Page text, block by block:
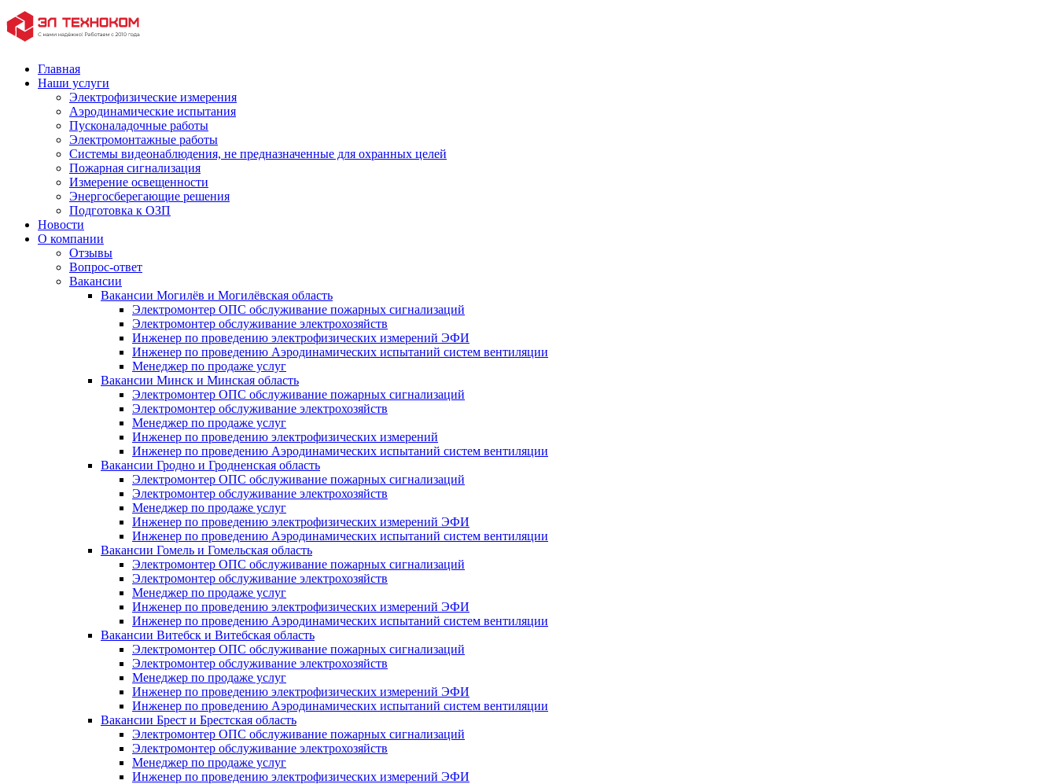
Главная
Наши услуги
Электрофизические измерения
Аэродинамические испытания
Пусконаладочные работы
Электромонтажные работы
Системы видеонаблюдения, не предназначенные для охранных целей
Пожарная сигнализация
Измерение освещенности
Энергосберегающие решения
Подготовка к ОЗП
Новости
О компании
Отзывы
Вопрос-ответ
Вакансии
Вакансии Могилёв и Могилёвская область
Электромонтер ОПС обслуживание пожарных сигнализаций
Электромонтер обслуживание электрохозяйств
Инженер по проведению электрофизических измерений ЭФИ
Инженер по проведению Аэродинамических испытаний систем вентиляции
Менеджер по продаже услуг
Вакансии Минск и Минская область
Электромонтер ОПС обслуживание пожарных сигнализаций
Электромонтер обслуживание электрохозяйств
Менеджер по продаже услуг
Инженер по проведению электрофизических измерений
Инженер по проведению Аэродинамических испытаний систем вентиляции
Вакансии Гродно и Гродненская область
Электромонтер ОПС обслуживание пожарных сигнализаций
Электромонтер обслуживание электрохозяйств
Менеджер по продаже услуг
Инженер по проведению электрофизических измерений ЭФИ
Инженер по проведению Аэродинамических испытаний систем вентиляции
Вакансии Гомель и Гомельская область
Электромонтер ОПС обслуживание пожарных сигнализаций
Электромонтер обслуживание электрохозяйств
Менеджер по продаже услуг
Инженер по проведению электрофизических измерений ЭФИ
Инженер по проведению Аэродинамических испытаний систем вентиляции
Вакансии Витебск и Витебская область
Электромонтер ОПС обслуживание пожарных сигнализаций
Электромонтер обслуживание электрохозяйств
Менеджер по продаже услуг
Инженер по проведению электрофизических измерений ЭФИ
Инженер по проведению Аэродинамических испытаний систем вентиляции
Вакансии Брест и Брестская область
Электромонтер ОПС обслуживание пожарных сигнализаций
Электромонтер обслуживание электрохозяйств
Менеджер по продаже услуг
Инженер по проведению электрофизических измерений ЭФИ